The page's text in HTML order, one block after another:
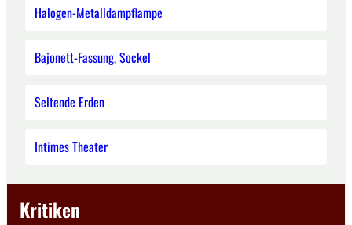
Halogen-Metalldampflampe
Bajonett-Fassung, Sockel
Seltende Erden
Intimes Theater
Kritiken